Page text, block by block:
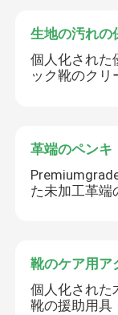
生地の汚れの
個人化された
ック靴のクリ
革端のペンキ
た未加工革端
靴のケア用ア
個人化された
靴の援助用具